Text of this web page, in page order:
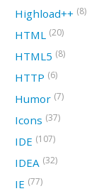
Highload++ (8)
HTML (20)
HTML5 (8)
HTTP (6)
Humor (7)
Icons (37)
IDE (107)
IDEA (32)
IE (77)